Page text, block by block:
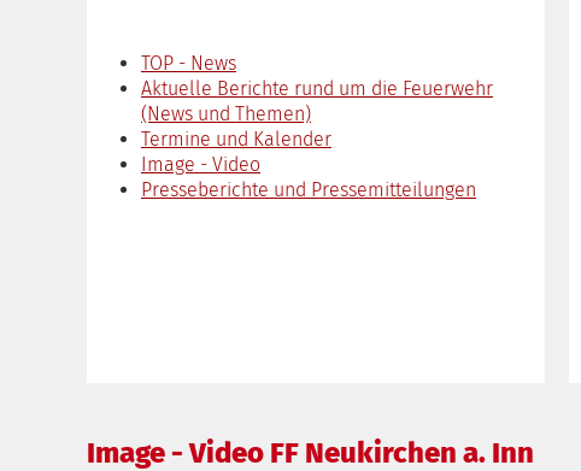
TOP - News
Aktuelle Berichte rund um die Feuerwehr
(News und Themen)
Termine und Kalender
Image - Video
Presseberichte und Pressemitteilungen
Image - Video FF Neukirchen a. Inn